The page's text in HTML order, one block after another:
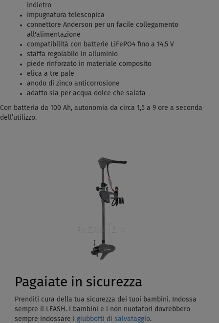
indietro
impugnatura telescopica
connettore Anderson per un facile collegamento
all'alimentazione
compatibilità con batterie LiFePO4 fino a 14,5 V
staffa regolabile in alluminio
piede rinforzato in materiale composito
elica a tre pale
anodo di zinco anticorrosione
adatto sia per acqua dolce che salata
Con batteria da 100 Ah, autonomia da circa 1,5 a 9 ore a seconda
dell’utilizzo.
Pagaiate in sicurezza
Prenditi cura della tua sicurezza dei tuoi bambini. Indossa
sempre il LEASH. I bambini e i non nuotatori dovrebbero
sempre indossare i giubbotti di salvataggio.